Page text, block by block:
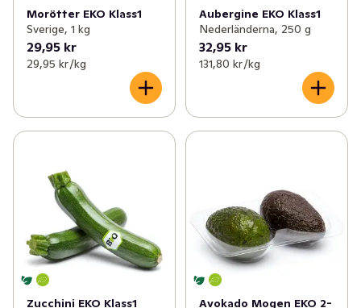
Morötter EKO Klass1
Sverige, 1 kg
29,95 kr
29,95 kr /kg
Aubergine EKO Klass1
Nederländerna, 250 g
32,95 kr
131,80 kr /kg
Zucchini EKO Klass1 Avokado Mogen EKO 2-